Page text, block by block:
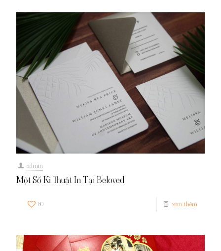
admin
Một Số Kĩ Thuật In Tại Beloved
80 xem thêm